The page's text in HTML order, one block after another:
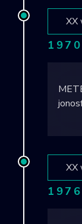
1970
XX
1976
XX